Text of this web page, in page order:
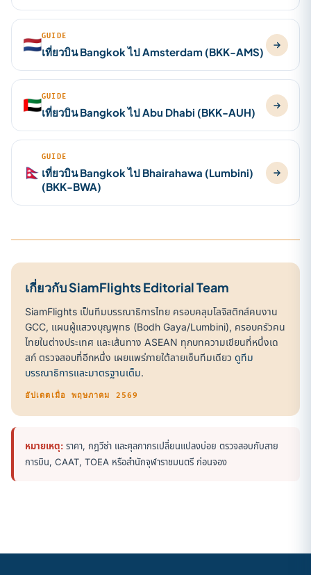
🇳🇱GUIDE
เที่ยวบิน Bangkok ไป Amsterdam (BKK-AMS)
🇦🇪GUIDE
เที่ยวบิน Bangkok ไป Abu Dhabi (BKK-AUH)
🇳🇵
GUIDE
เที่ยวบิน Bangkok ไป Bhairahawa (Lumbini)
(BKK-BWA)
เกี่ยวกับ SiamFlights Editorial Team
SiamFlights เป็นทีมบรรณาธิการไทย ครอบคลุมโลจิสติกส์คนงาน
GCC, แผนผู้แสวงบุญพุทธ (Bodh Gaya/Lumbini), ครอบครัวคน
ไทยในต่างประเทศ และเส้นทาง ASEAN ทุกบทความเขียนที่หนึ่งเด
สก์ ตรวจสอบที่อีกหนึ่ง เผยแพร่ภายใต้ลายเซ็นทีมเดียว ดูทีม
บรรณาธิการและมาตรฐานเต็ม.
อัปเดตเมื่อ พฤษภาคม 2569
หมายเหตุ: ราคา, กฎวีซ่า และศุลกากรเปลี่ยนแปลงบ่อย ตรวจสอบกับสาย
การบิน, CAAT, TOEA หรือสำนักจุฬาราชมนตรี ก่อนจอง